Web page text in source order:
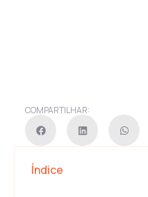
COMPARTILHAR:
Índice